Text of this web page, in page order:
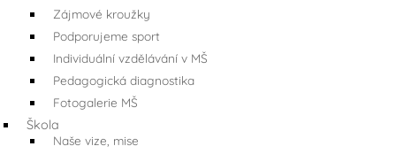
Zájmové kroužky
Podporujeme sport
Individuální vzdělávání v MŠ
Pedagogická diagnostika
Fotogalerie MŠ
Škola
Naše vize, mise